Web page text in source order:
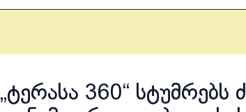
„ტერასა 360“ სტუმრებს